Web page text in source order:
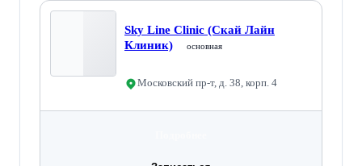
Sky Line Clinic (Скай Лайн
Клиник)
основная
Московский пр-т, д. 38, корп. 4